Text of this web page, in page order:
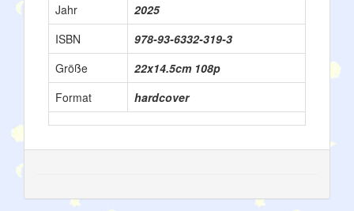
Jahr
2025
ISBN
978-93-6332-319-3
Größe
22x14.5cm 108p
Format
hardcover